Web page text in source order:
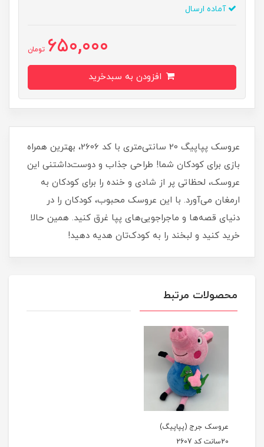
آماده ارسال
650,000 تومان
عروسک پپاپیگ 20 سانتی‌متری با کد 2606، بهترین همراه
بازی برای کودکان شما! طراحی جذاب و دوست‌داشتنی این
عروسک، لحظاتی پر از شادی و خنده را برای کودکان به
ارمغان می‌آورد. با این عروسک محبوب، کودکان را در
دنیای قصه‌ها و ماجراجویی‌های پپا غرق کنید. همین حالا
خرید کنید و لبخند را به کودک‌تان هدیه دهید!
محصولات مرتبط
عروسک جرج (پپاپیگ)
20سانت کد 2607